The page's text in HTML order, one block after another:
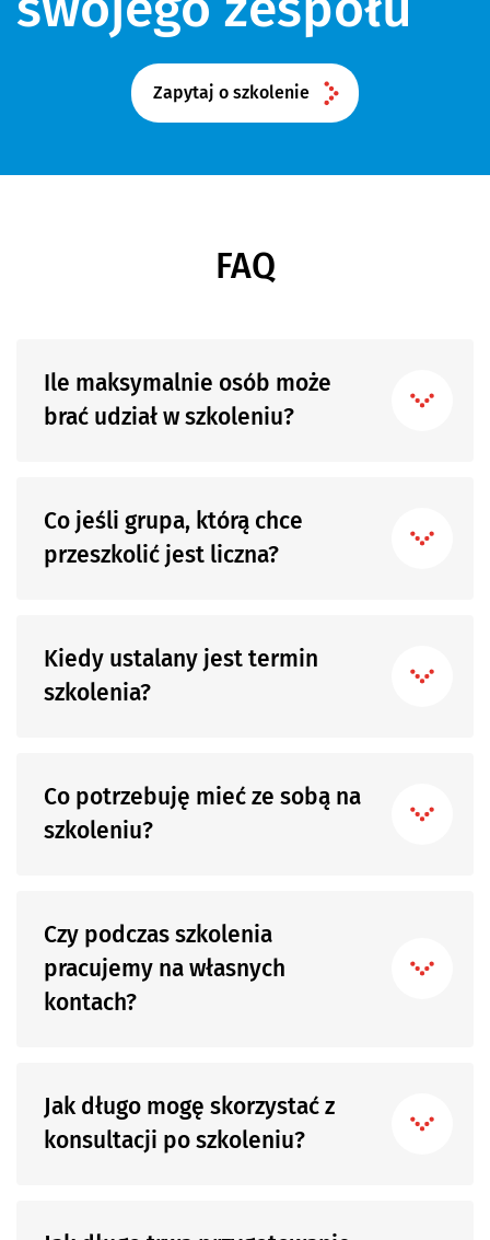
Zapytaj o szkolenie
FAQ
Ile maksymalnie osób może
brać udział w szkoleniu?
Co jeśli grupa, którą chce
przeszkolić jest liczna?
Kiedy ustalany jest termin
szkolenia?
Co potrzebuję mieć ze sobą na
szkoleniu?
Czy podczas szkolenia
pracujemy na własnych
kontach?
Jak długo mogę skorzystać z
konsultacji po szkoleniu?